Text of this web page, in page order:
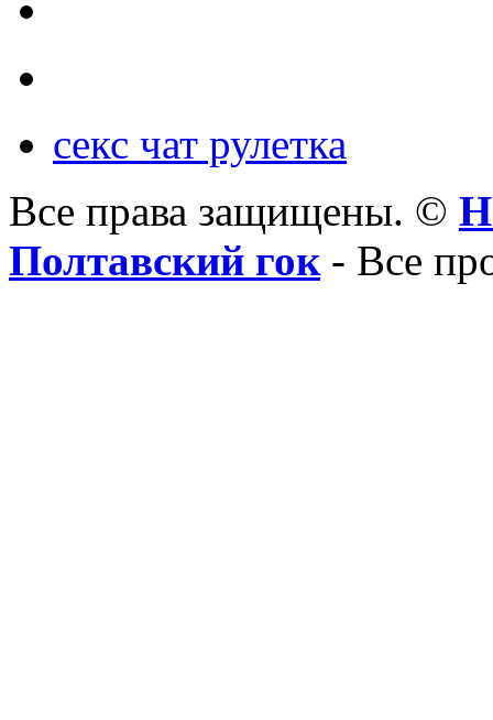
секс чат рулетка
Все права защищены. ©
Полтавский гок- Все